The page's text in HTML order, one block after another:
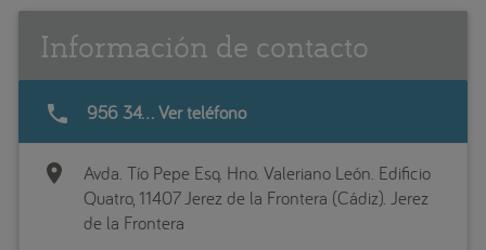
Información de contacto
phone 956 34... Ver teléfono
location_on
Avda. Tío Pepe Esq. Hno. Valeriano León. Edificio
Quatro, 11407 Jerez de la Frontera (Cádiz). Jerez
de la Frontera